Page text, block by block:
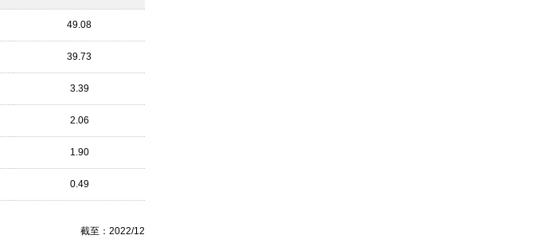
49.08
39.73
3.39
2.06
1.90
0.49
截至：2022/12